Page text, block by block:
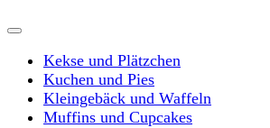
Kekse und Plätzchen
Kuchen und Pies
Kleingebäck und Waffeln
Muffins und Cupcakes